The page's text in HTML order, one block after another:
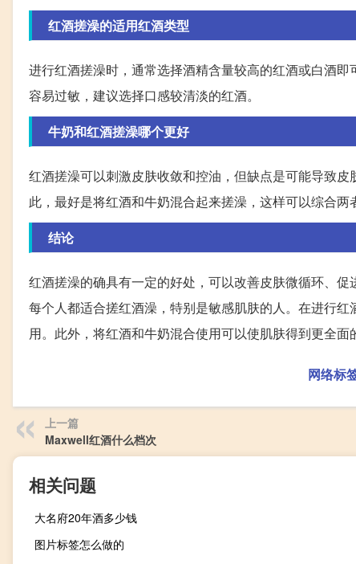
红酒搓澡的适用红酒类型
进行红酒搓澡时，通常选择酒精含量较高的红酒或白酒
容易过敏，建议选择口感较清淡的红酒。
牛奶和红酒搓澡哪个更好
红酒搓澡可以刺激皮肤收敛和控油，但缺点是可能导致
此，最好是将红酒和牛奶混合起来搓澡，这样可以综合两
结论
红酒搓澡的确具有一定的好处，可以改善皮肤微循环、
每个人都适合搓红酒澡，特别是敏感肌肤的人。在进行
用。此外，将红酒和牛奶混合使用可以使肌肤得到更全面
网络标
上一篇
Maxwell红酒什么档次
相关问题
大名府20年酒多少钱
图片标签怎么做的